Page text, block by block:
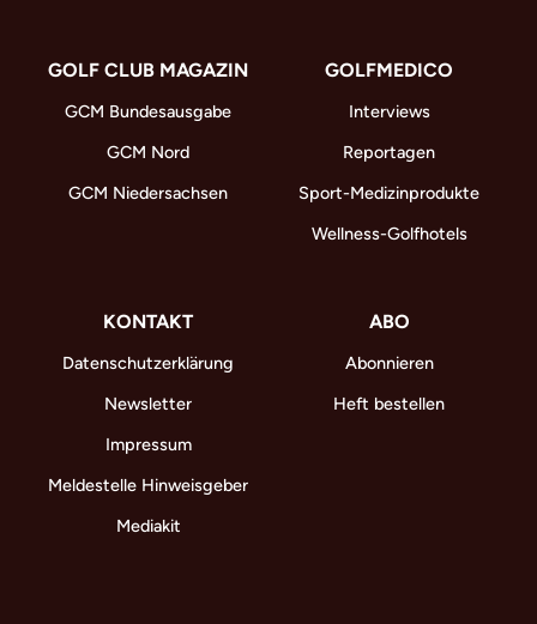
GOLF CLUB MAGAZIN
GCM Bundesausgabe
GCM Nord
GCM Niedersachsen
GOLFMEDICO
Interviews
Reportagen
Sport-Medizinprodukte
Wellness-Golfhotels
KONTAKT
Datenschutzerklärung
Newsletter
Impressum
Meldestelle Hinweisgeber
Mediakit
ABO
Abonnieren
Heft bestellen